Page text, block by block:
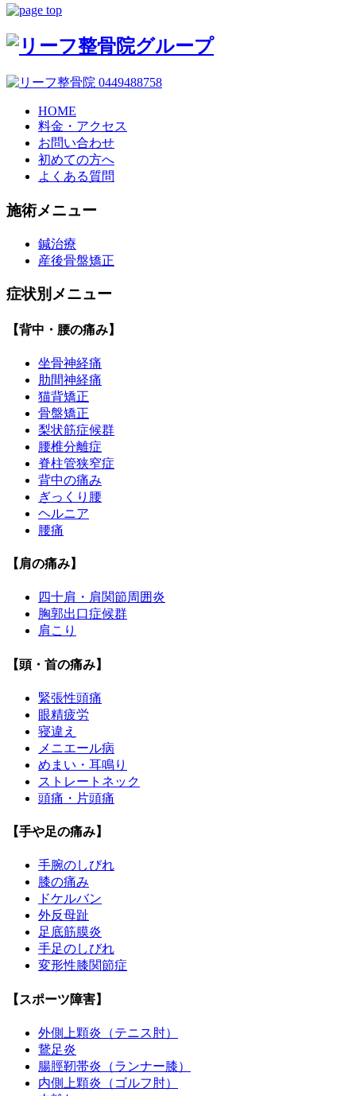
HOME
料金・アクセス
お問い合わせ
初めての方へ
よくある質問
施術メニュー
鍼治療
産後骨盤矯正
症状別メニュー
【背中・腰の痛み】
坐骨神経痛
肋間神経痛
猫背矯正
骨盤矯正
梨状筋症候群
腰椎分離症
脊柱管狭窄症
背中の痛み
ぎっくり腰
ヘルニア
腰痛
【肩の痛み】
四十肩・肩関節周囲炎
胸郭出口症候群
肩こり
【頭・首の痛み】
緊張性頭痛
眼精疲労
寝違え
メニエール病
めまい・耳鳴り
ストレートネック
頭痛・片頭痛
【手や足の痛み】
手腕のしびれ
膝の痛み
ドケルバン
外反母趾
足底筋膜炎
手足のしびれ
変形性膝関節症
【スポーツ障害】
外側上顆炎（テニス肘）
鵞足炎
腸脛靭帯炎（ランナー膝）
内側上顆炎（ゴルフ肘）